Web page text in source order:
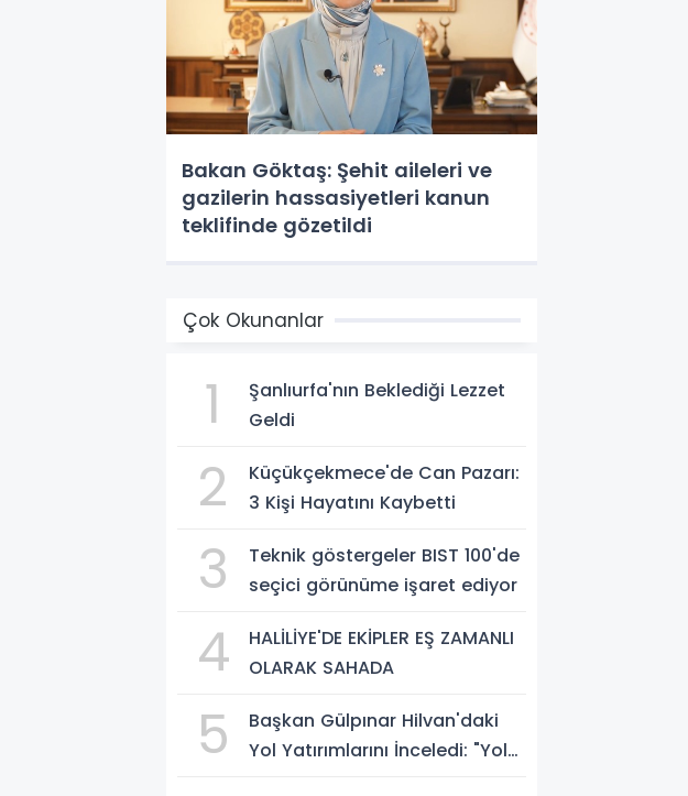
Bakan Göktaş: Şehit aileleri ve
gazilerin hassasiyetleri kanun
teklifinde gözetildi
Çok Okunanlar
1
Şanlıurfa'nın Beklediği Lezzet
Geldi
2
Küçükçekmece'de Can Pazarı:
3 Kişi Hayatını Kaybetti
3
Teknik göstergeler BIST 100'de
seçici görünüme işaret ediyor
4
HALİLİYE'DE EKİPLER EŞ ZAMANLI
OLARAK SAHADA
5
Başkan Gülpınar Hilvan'daki
Yol Yatırımlarını İnceledi: "Yol